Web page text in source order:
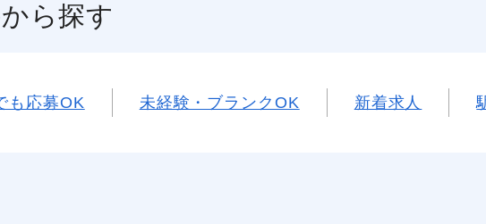
から探す
も応募OK 未経験・ブランクOK 新着求人